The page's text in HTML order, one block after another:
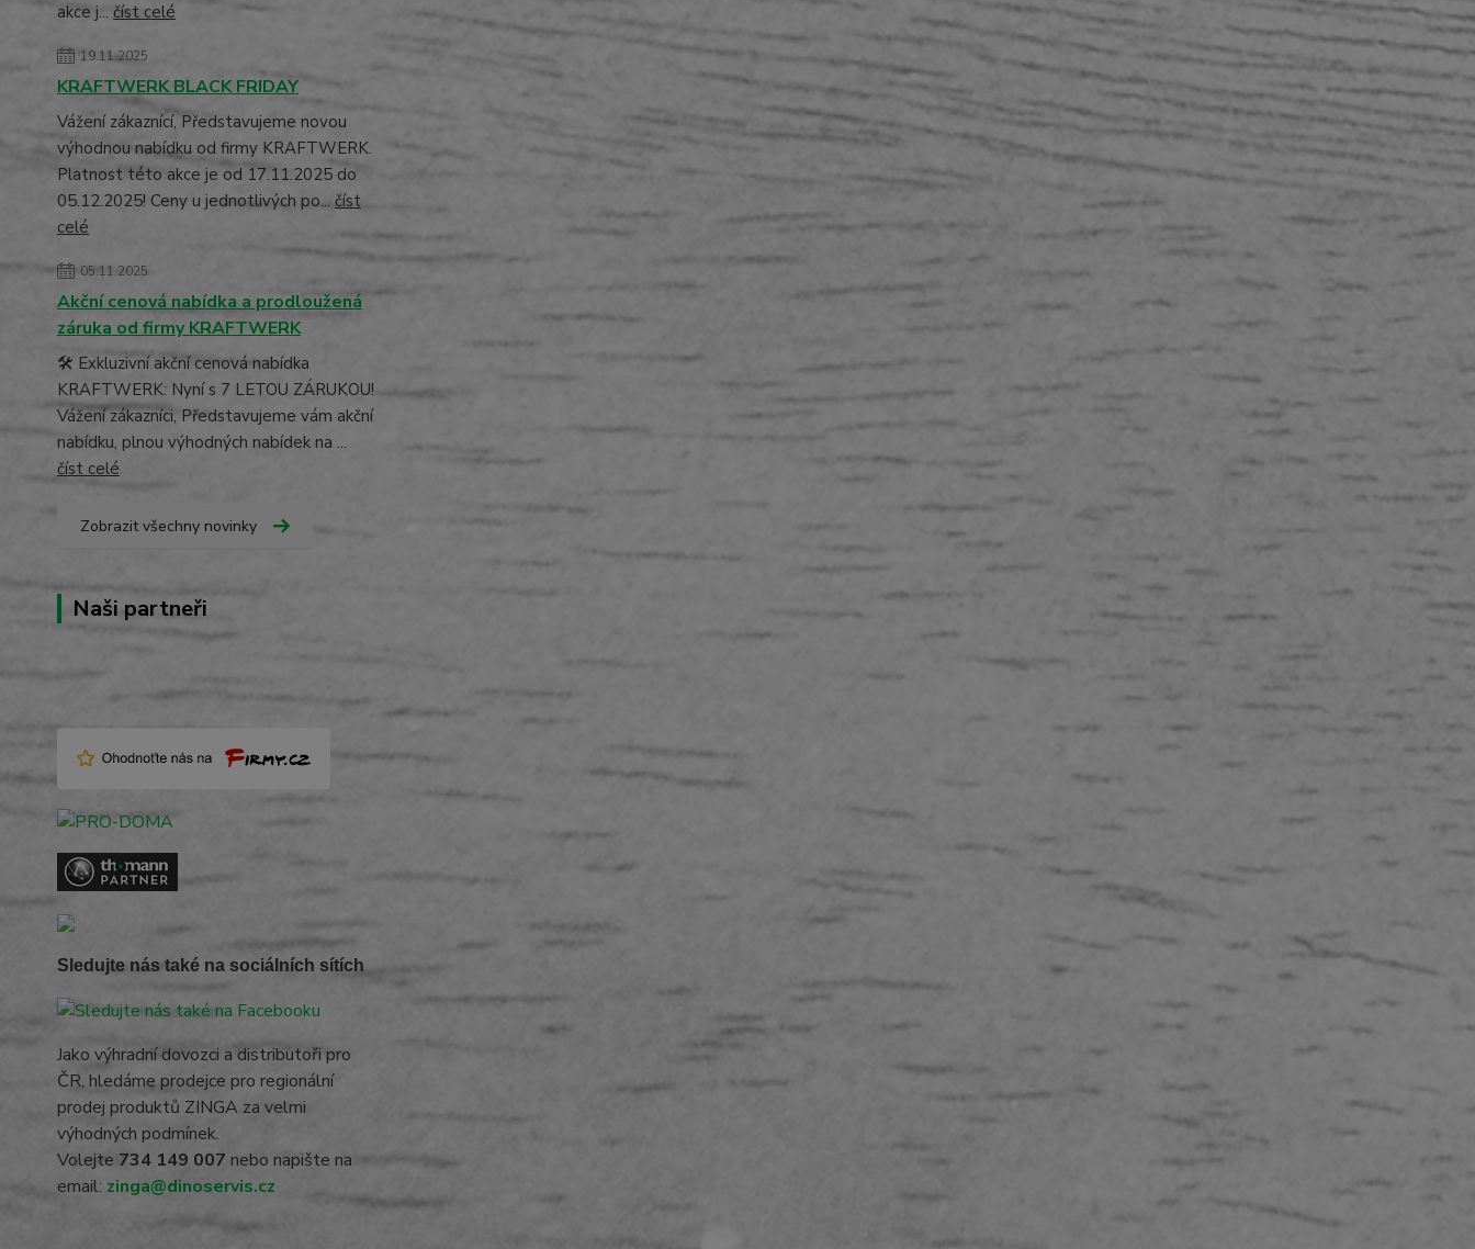
akce j... číst celé
19.11.2025
KRAFTWERK BLACK FRIDAY
Vážení zákaznící, Představujeme novou
výhodnou nabídku od firmy KRAFTWERK.
Platnost této akce je od 17.11.2025 do
05.12.2025! Ceny u jednotlivých po... číst
celé
05.11.2025
Akční cenová nabídka a prodloužená
záruka od firmy KRAFTWERK
🛠️ Exkluzivní akční cenová nabídka
KRAFTWERK: Nyní s 7 LETOU ZÁRUKOU!
Vážení zákazníci, Představujeme vám akční
nabídku, plnou výhodných nabídek na ...
číst celé
Zobrazit všechny novinky
Naši partneři
Sledujte nás také na sociálních sítích
Jako výhradní dovozci a distributoři pro
ČR, hledáme prodejce pro regionální
prodej produktů ZINGA za velmi
výhodných podmínek.
Volejte 734 149 007 nebo napište na
email: zinga@dinoservis.cz